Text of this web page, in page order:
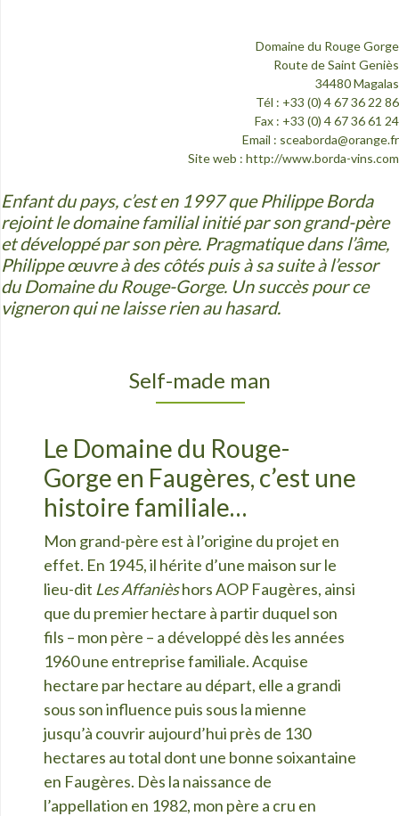
Domaine du Rouge Gorge
Route de Saint Geniès
34480 Magalas
Tél : +33 (0) 4 67 36 22 86
Fax : +33 (0) 4 67 36 61 24
Email : sceaborda@orange.fr
Site web : http://www.borda-vins.com
Enfant du pays, c’est en 1997 que Philippe Borda
rejoint le domaine familial initié par son grand-père
et développé par son père. Pragmatique dans l’âme,
Philippe œuvre à des côtés puis à sa suite à l’essor
du Domaine du Rouge-Gorge. Un succès pour ce
vigneron qui ne laisse rien au hasard.
Self-made man
Le Domaine du Rouge-
Gorge en Faugères, c’est une
histoire familiale…
Mon grand-père est à l’origine du projet en
effet. En 1945, il hérite d’une maison sur le
lieu-dit Les Affanièshors AOP Faugères, ainsi
que du premier hectare à partir duquel son
fils – mon père – a développé dès les années
1960 une entreprise familiale. Acquise
hectare par hectare au départ, elle a grandi
sous son influence puis sous la mienne
jusqu’à couvrir aujourd’hui près de 130
hectares au total dont une bonne soixantaine
en Faugères. Dès la naissance de
l’appellation en 1982, mon père a cru en